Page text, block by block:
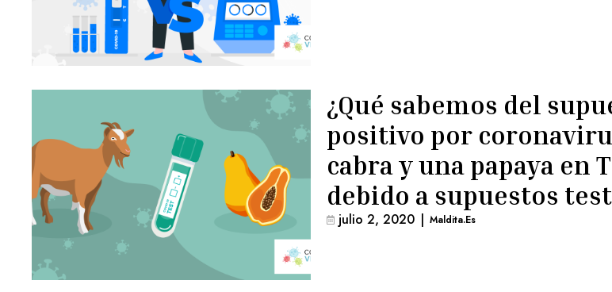
¿Qué sabemos del
positivo por
cabra y una papaya en
debido a supuestos
julio 2, 2020 | Maldita.es